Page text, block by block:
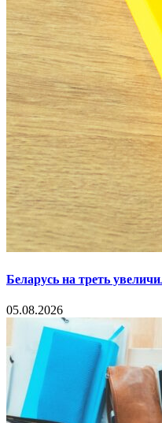
Беларусь на треть
05.08.2026